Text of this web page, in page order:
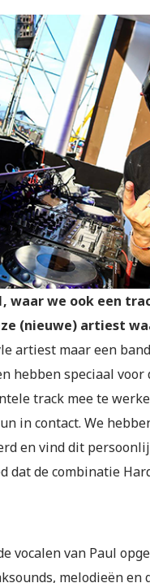
waar we ook een
(nieuwe) artiest
artiest maar een
hebben speciaal
track mee te
in contact. We
en vind dit
dat de combinatie
vocalen van Paul
melodieën